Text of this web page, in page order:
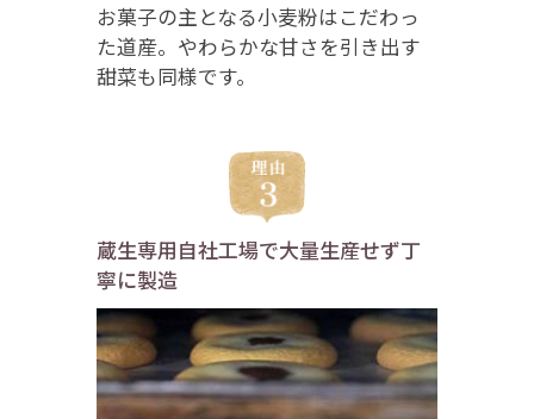
お菓子の主となる小麦粉はこだわっ
た道産。やわらかな甘さを引き出す
甜菜も同様です。
蔵生専用自社工場で大量生産せず丁
寧に製造